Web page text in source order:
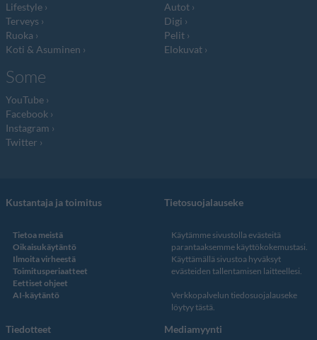
Lifestyle
Terveys
Ruoka
Koti & Asuminen
Autot
Digi
Pelit
Elokuvat
Some
YouTube
Facebook
Instagram
Twitter
Kustantaja ja toimitus
Tietoa meistä
Oikaisukäytäntö
Ilmoita virheestä
Toimitusperiaatteet
Eettiset ohjeet
AI-käytäntö
Tietosuojalauseke
Käytämme sivustolla evästeitä
parantaaksemme käyttökokemustasi.
Käyttämällä sivustoa hyväksyt
evästeiden tallentamisen laitteellesi.
Verkkopalvelun tiedosuojalauseke
löytyy tästä.
Tiedotteet Mediamyynti